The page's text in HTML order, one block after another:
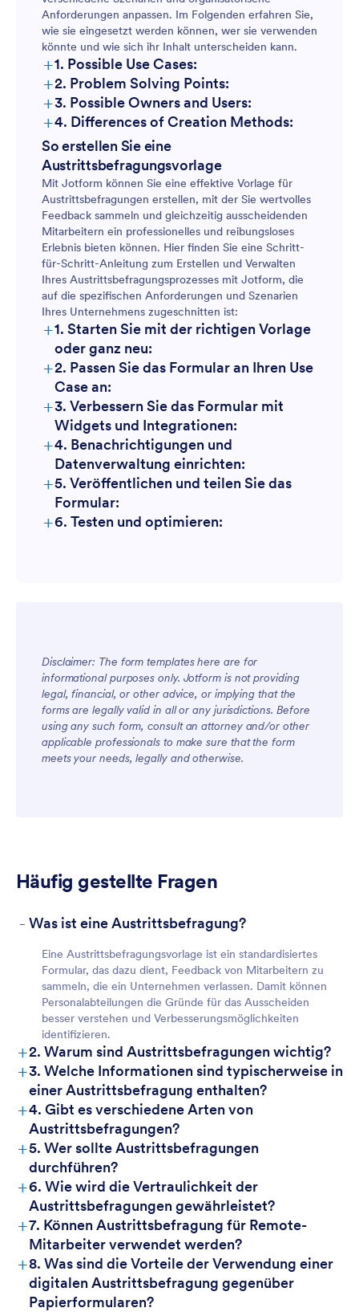
Anforderungen anpassen. Im Folgenden erfahren Sie,
wie sie eingesetzt werden können, wer sie verwenden
könnte und wie sich ihr Inhalt unterscheiden kann.
+1. Possible Use Cases:
+2. Problem Solving Points:
+3. Possible Owners and Users:
+4. Differences of Creation Methods:
So erstellen Sie eine
Austrittsbefragungsvorlage
Mit Jotform können Sie eine effektive Vorlage für
Austrittsbefragungen erstellen, mit der Sie wertvolles
Feedback sammeln und gleichzeitig ausscheidenden
Mitarbeitern ein professionelles und reibungsloses
Erlebnis bieten können. Hier finden Sie eine Schritt-
für-Schritt-Anleitung zum Erstellen und Verwalten
Ihres Austrittsbefragungsprozesses mit Jotform, die
auf die spezifischen Anforderungen und Szenarien
Ihres Unternehmens zugeschnitten ist:
+1. Starten Sie mit der richtigen Vorlage
oder ganz neu:
+2. Passen Sie das Formular an Ihren Use
Case an:
+3. Verbessern Sie das Formular mit
Widgets und Integrationen:
+4. Benachrichtigungen und
Datenverwaltung einrichten:
+5. Veröffentlichen und teilen Sie das
Formular:
+6. Testen und optimieren:
Disclaimer: The form templates here are for
informational purposes only. Jotform is not providing
legal, financial, or other advice, or implying that the
forms are legally valid in all or any jurisdictions. Before
using any such form, consult an attorney and/or other
applicable professionals to make sure that the form
meets your needs, legally and otherwise.
Häufig gestellte Fragen
- Was ist eine Austrittsbefragung?
Eine Austrittsbefragungsvorlage ist ein standardisiertes
Formular, das dazu dient, Feedback von Mitarbeitern zu
sammeln, die ein Unternehmen verlassen. Damit können
Personalabteilungen die Gründe für das Ausscheiden
besser verstehen und Verbesserungsmöglichkeiten
identifizieren.
+2. Warum sind Austrittsbefragungen wichtig?
+3. Welche Informationen sind typischerweise in
einer Austrittsbefragung enthalten?
+4. Gibt es verschiedene Arten von
Austrittsbefragungen?
+5. Wer sollte Austrittsbefragungen
durchführen?
+6. Wie wird die Vertraulichkeit der
Austrittsbefragungen gewährleistet?
+7. Können Austrittsbefragung für Remote-
Mitarbeiter verwendet werden?
+8. Was sind die Vorteile der Verwendung einer
digitalen Austrittsbefragung gegenüber
Papierformularen?